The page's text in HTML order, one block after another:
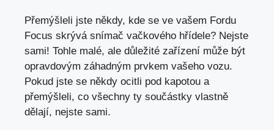
Přemýšleli jste někdy, kde se ve vašem Fordu
Focus skrývá snímač vačkového hřídele? Nejste
sami! Tohle malé, ale důležité zařízení může být
opravdovým záhadným prvkem vašeho vozu.
Pokud jste se někdy ocitli pod kapotou a
přemýšleli, co všechny ty součástky vlastně
dělají, nejste sami.